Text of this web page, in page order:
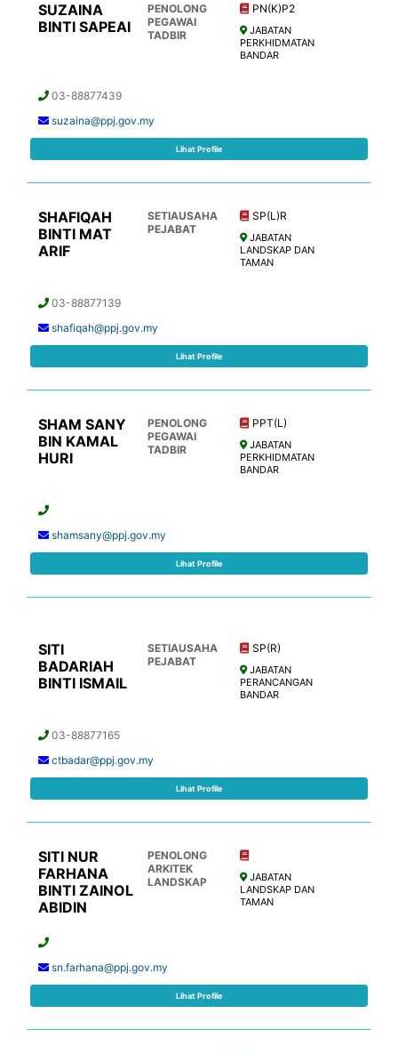
SUZAINA
BINTI SAPEAI
PENOLONG
PEGAWAI
TADBIR
PN(K)P2
JABATAN
PERKHIDMATAN
BANDAR
03-88877439
suzaina@ppj.gov.my
Lihat Profile
SHAFIQAH
BINTI MAT
ARIF
SETIAUSAHA
PEJABAT
SP(L)R
JABATAN
LANDSKAP DAN
TAMAN
03-88877139
shafiqah@ppj.gov.my
Lihat Profile
SHAM SANY
BIN KAMAL
HURI
PENOLONG
PEGAWAI
TADBIR
PPT(L)
JABATAN
PERKHIDMATAN
BANDAR
shamsany@ppj.gov.my
Lihat Profile
SITI
BADARIAH
BINTI ISMAIL
SETIAUSAHA
PEJABAT
SP(R)
JABATAN
PERANCANGAN
BANDAR
03-88877165
ctbadar@ppj.gov.my
Lihat Profile
SITI NUR
FARHANA
BINTI ZAINOL
ABIDIN
PENOLONG
ARKITEK
LANDSKAP
JABATAN
LANDSKAP DAN
TAMAN
sn.farhana@ppj.gov.my
Lihat Profile